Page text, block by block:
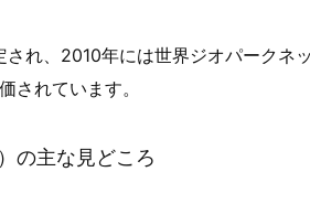
れ、2010年には世界ジオパークネ
されています。
の主な見どころ